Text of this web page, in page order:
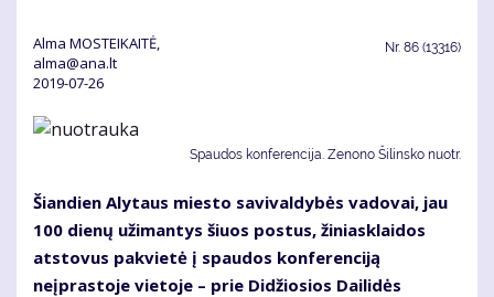
Alma MOSTEIKAITĖ,
alma@ana.lt
2019-07-26
Nr. 86 (13316)
Spaudos konferencija. Zenono Šilinsko nuotr.
Šiandien Alytaus miesto savivaldybės vadovai, jau
100 dienų užimantys šiuos postus, žiniasklaidos
atstovus pakvietė į spaudos konferenciją
neįprastoje vietoje – prie Didžiosios Dailidės